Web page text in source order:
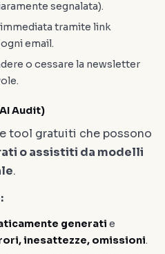
segnalata).
tramite link
email.
o cessare la newsletter
Audit)
tool gratuiti che possono
o assistiti da modelli
.
generati e
inesattezze, omissioni.